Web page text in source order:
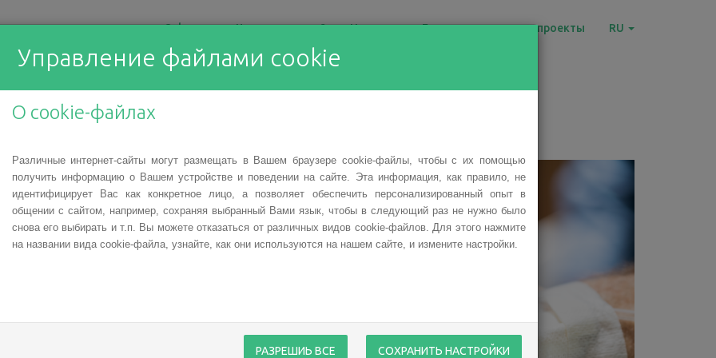
О фонде Что мы делаем? Новости Благотворительные проекты RU
— это серьезный удар
в медицине появляются
остановить эту
компенсируется
значительная
ситуации, когда,
выясняется, что
которые пока
Управление файлами cookie
О cookie-файлах
Различные интернет-сайты могут размещать в Вашем браузере cookie-файлы, чтобы с их помощью
получить информацию о Вашем устройстве и поведении на сайте. Эта информация, как правило, не
идентифицирует Вас как конкретное лицо, а позволяет обеспечить персонализированный опыт в
общении с сайтом, например, сохраняя выбранный Вами язык, чтобы в следующий раз не нужно было
снова его выбирать и т.п. Вы можете отказаться от различных видов cookie-файлов. Для этого нажмите
на названии вида cookie-файла, узнайте, как они используются на нашем сайте, и измените настройки.
РАЗРЕШИЬ ВСЕ СОХРАНИТЬ НАСТРОЙКИ